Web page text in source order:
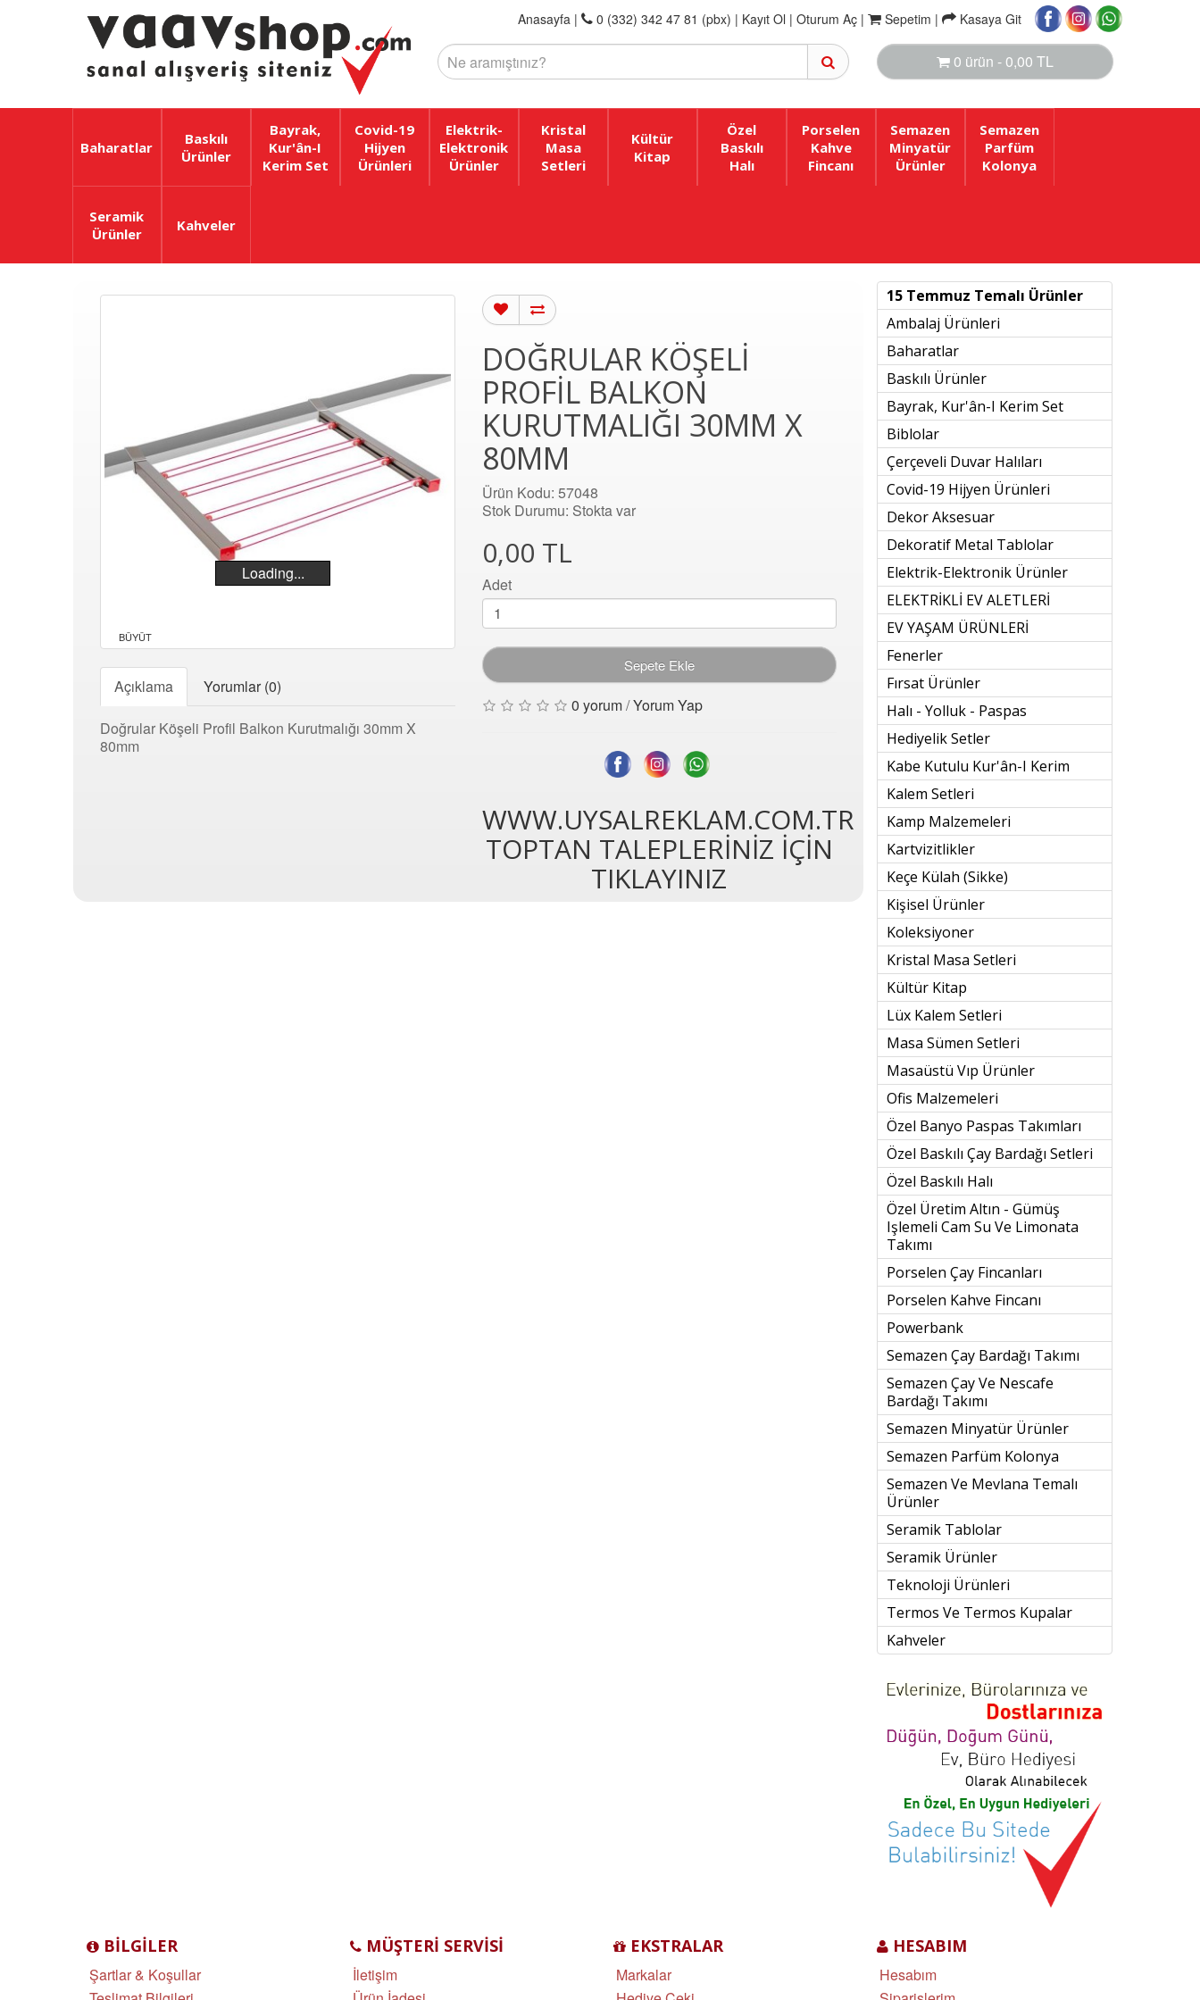
Anasayfa| 0 (332) 342 47 81 (pbx) | Kayıt Ol | Oturum Aç | Sepetim | Kasaya Git
0 ürün - 0,00 TL
Baharatlar
Baskılı
Ürünler
Bayrak,
Kur'ân-I
Kerim Set
Covid-19
Hijyen
Ürünleri
Elektrik-
Elektronik
Ürünler
Kristal
Masa
Setleri
Kültür
Kitap
Özel
Baskılı
Halı
Porselen
Kahve
Fincanı
Semazen
Minyatür
Ürünler
Semazen
Parfüm
Kolonya
Seramik
Ürünler
Kahveler
Loading...
BÜYÜT
Açıklama Yorumlar (0)
Doğrular Köşeli Profil Balkon Kurutmalığı 30mm X
80mm
DOĞRULAR KÖŞELI
PROFIL BALKON
KURUTMALIĞI 30MM X
80MM
Ürün Kodu: 57048
Stok Durumu: Stokta var
0,00 TL
Adet
Sepete Ekle
0 yorum/Yorum Yap
WWW.UYSALREKLAM.COM.TR
TOPTAN TALEPLERİNİZ İÇİN
TIKLAYINIZ
15 Temmuz Temalı Ürünler
Ambalaj Ürünleri
Baharatlar
Baskılı Ürünler
Bayrak, Kur'ân-I Kerim Set
Biblolar
Çerçeveli Duvar Halıları
Covid-19 Hijyen Ürünleri
Dekor Aksesuar
Dekoratif Metal Tablolar
Elektrik-Elektronik Ürünler
ELEKTRİKLİ EV ALETLERİ
EV YAŞAM ÜRÜNLERİ
Fenerler
Fırsat Ürünler
Halı - Yolluk - Paspas
Hediyelik Setler
Kabe Kutulu Kur'ân-I Kerim
Kalem Setleri
Kamp Malzemeleri
Kartvizitlikler
Keçe Külah (sikke)
Kişisel Ürünler
Koleksiyoner
Kristal Masa Setleri
Kültür Kitap
Lüx Kalem Setleri
Masa Sümen Setleri
Masaüstü Vıp Ürünler
Ofis Malzemeleri
Özel Banyo Paspas Takımları
Özel Baskılı Çay Bardağı Setleri
Özel Baskılı Halı
Özel Üretim Altın - Gümüş
Işlemeli Cam Su Ve Limonata
Takımı
Porselen Çay Fincanları
Porselen Kahve Fincanı
Powerbank
Semazen Çay Bardağı Takımı
Semazen Çay Ve Nescafe
Bardağı Takımı
Semazen Minyatür Ürünler
Semazen Parfüm Kolonya
Semazen Ve Mevlana Temalı
Ürünler
Seramik Tablolar
Seramik Ürünler
Teknoloji Ürünleri
Termos Ve Termos Kupalar
Kahveler
BILGILER
Şartlar & Koşullar
MÜŞTERI SERVISI
İletişim
EKSTRALAR
Markalar
HESABIM
Hesabım